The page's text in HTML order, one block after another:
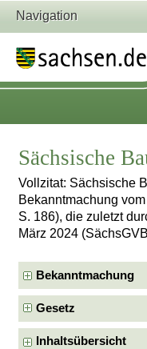
Navigation
Sächsische
Vollzitat: Sächsische
Bekanntmachung
S. 186), die zuletzt
März 2024
Bekanntmachung
Gesetz
Inhaltsübersicht